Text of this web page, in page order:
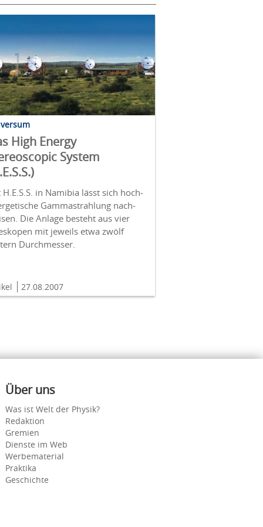
High Energy
System
in Namibia lässt sich hoch­
Gamma­strahlung nach­
Die Anlage besteht aus vier
mit jeweils etwa zwölf
Durchmesser.
27.08.2007
Über uns
Was ist Welt der Physik?
Redaktion
Gremien
Dienste im Web
Werbematerial
Praktika
Geschichte